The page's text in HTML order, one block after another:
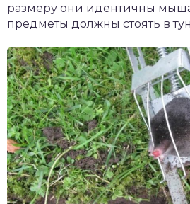
размеру они идентичны
предметы должны стоять в